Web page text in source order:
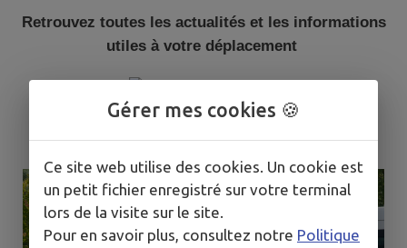
Retrouvez toutes les actualités et les informations
utiles à votre déplacement
Gérer mes cookies 🍪
Ce site web utilise des cookies. Un cookie est
un petit fichier enregistré sur votre terminal
lors de la visite sur le site.
Pour en savoir plus, consultez notre Politique